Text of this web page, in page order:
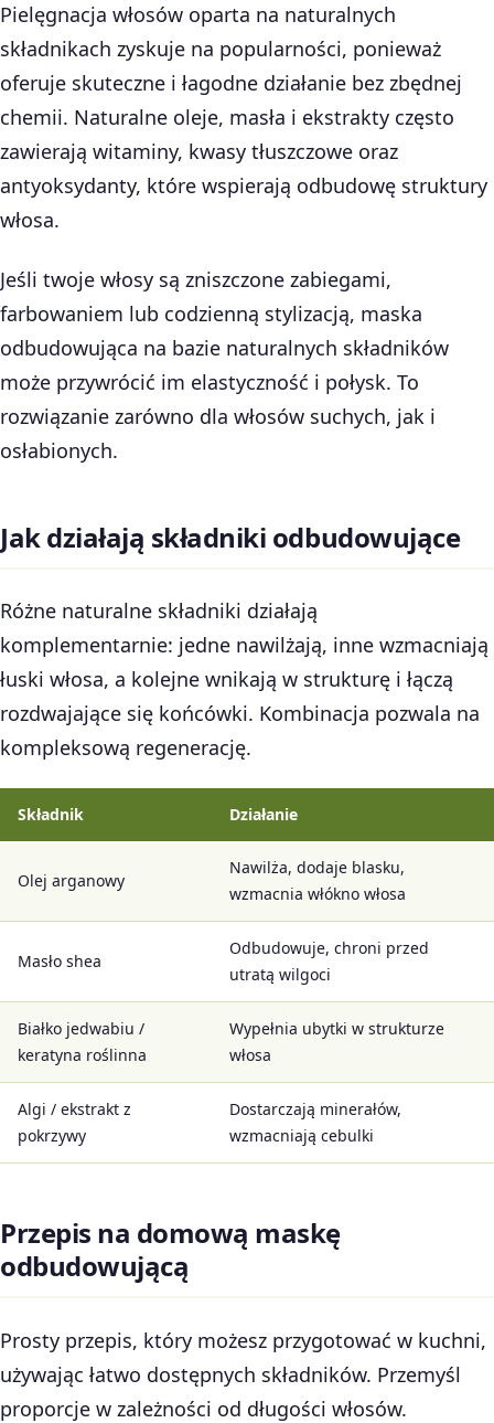
Pielęgnacja włosów oparta na naturalnych
składnikach zyskuje na popularności, ponieważ
oferuje skuteczne i łagodne działanie bez zbędnej
chemii. Naturalne oleje, masła i ekstrakty często
zawierają witaminy, kwasy tłuszczowe oraz
antyoksydanty, które wspierają odbudowę struktury
włosa.
Jeśli twoje włosy są zniszczone zabiegami,
farbowaniem lub codzienną stylizacją, maska
odbudowująca na bazie naturalnych składników
może przywrócić im elastyczność i połysk. To
rozwiązanie zarówno dla włosów suchych, jak i
osłabionych.
Jak działają składniki odbudowujące
Różne naturalne składniki działają
komplementarnie: jedne nawilżają, inne wzmacniają
łuski włosa, a kolejne wnikają w strukturę i łączą
rozdwajające się końcówki. Kombinacja pozwala na
kompleksową regenerację.
Składnik Działanie
Olej arganowy
Nawilża, dodaje blasku,
wzmacnia włókno włosa
Masło shea
Odbudowuje, chroni przed
utratą wilgoci
Białko jedwabiu /
keratyna roślinna
Wypełnia ubytki w strukturze
włosa
Algi / ekstrakt z
pokrzywy
Dostarczają minerałów,
wzmacniają cebulki
Przepis na domową maskę
odbudowującą
Prosty przepis, który możesz przygotować w kuchni,
używając łatwo dostępnych składników. Przemyśl
proporcje w zależności od długości włosów.